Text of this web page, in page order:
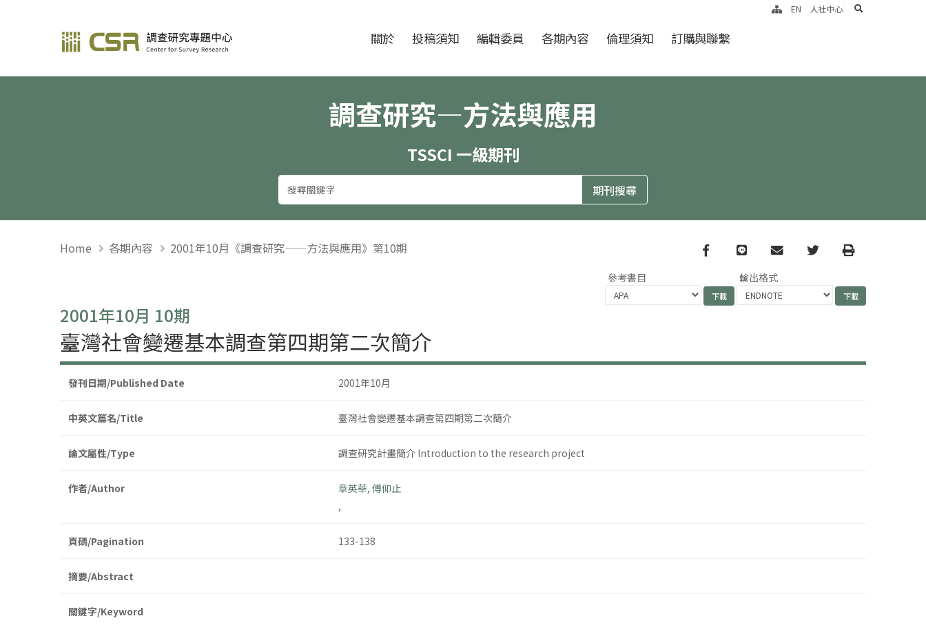
調查研究—方法與應用期刊 關於 投稿須知 編輯委員 各期內容 倫理須知 訂購與聯繫
EN 人社中心 search
調查研究—方法與應用
TSSCI 一級期刊
Home 各期內容 2001年10月《調查研究——方法與應用》第10期 Facebook
line email TwitterPrint
參考書目 輸出格式
2001年10月 10期
臺灣社會變遷基本調查第四期第二次簡介
發刊日期/Published Date 2001年10月
中英文篇名/Title 臺灣社會變遷基本調查第四期第二次簡介
論文屬性/Type 調查研究計畫簡介 Introduction to the research project
作者/Author 章英華, 傅仰止
,
頁碼/Pagination 133-138
摘要/Abstract
關鍵字/Keyword